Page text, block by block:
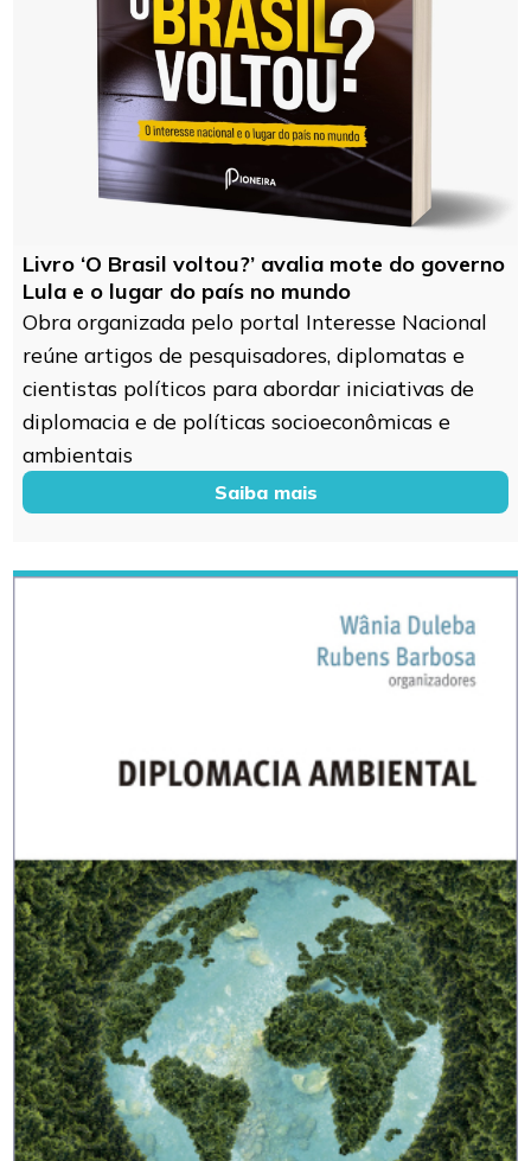
Livro ‘O Brasil voltou?’ avalia mote do governo
Lula e o lugar do país no mundo
Obra organizada pelo portal Interesse Nacional
reúne artigos de pesquisadores, diplomatas e
cientistas políticos para abordar iniciativas de
diplomacia e de políticas socioeconômicas e
ambientais
Saiba mais